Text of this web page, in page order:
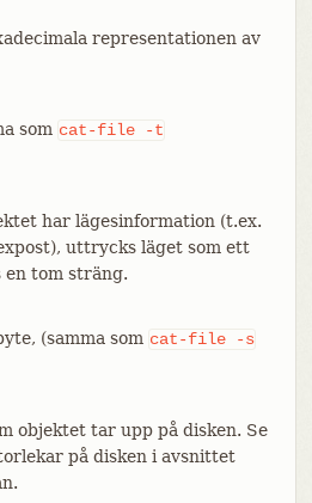
representationen av
som cat-file
-t
har lägesinformation (t.ex.
uttrycks läget som ett
tom sträng.
(samma som cat-file
-s
objektet tar upp på disken. Se
på disken i avsnittet